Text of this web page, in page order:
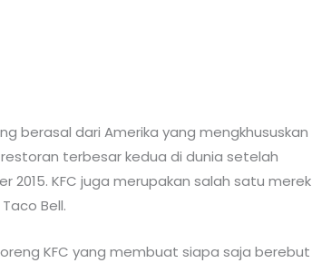
berasal dari Amerika yang mengkhususkan
terbesar kedua di dunia setelah
2015. KFC juga merupakan salah satu merek
Bell.
KFC yang membuat siapa saja berebut